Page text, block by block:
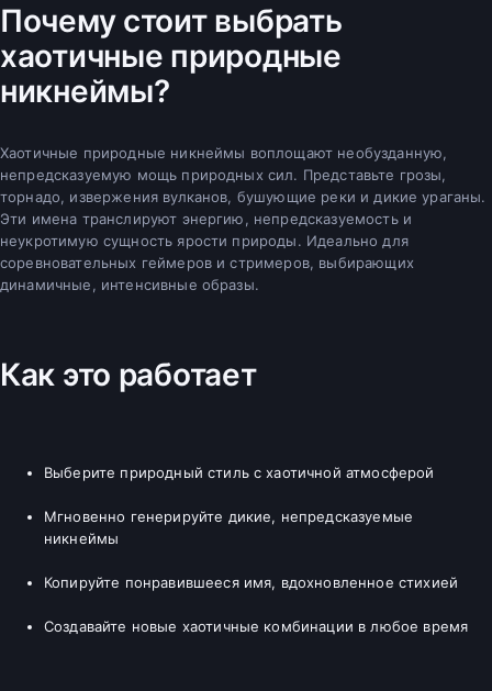
Почему стоит выбрать
хаотичные природные
никнеймы?
Хаотичные природные никнеймы воплощают необузданную,
непредсказуемую мощь природных сил. Представьте грозы,
торнадо, извержения вулканов, бушующие реки и дикие ураганы.
Эти имена транслируют энергию, непредсказуемость и
неукротимую сущность ярости природы. Идеально для
соревновательных геймеров и стримеров, выбирающих
динамичные, интенсивные образы.
Как это работает
Выберите природный стиль с хаотичной атмосферой
Мгновенно генерируйте дикие, непредсказуемые
никнеймы
Копируйте понравившееся имя, вдохновленное стихией
Создавайте новые хаотичные комбинации в любое время